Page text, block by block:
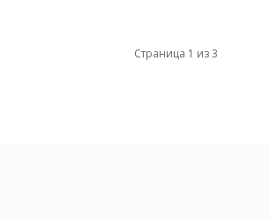
Страница 1 из 3